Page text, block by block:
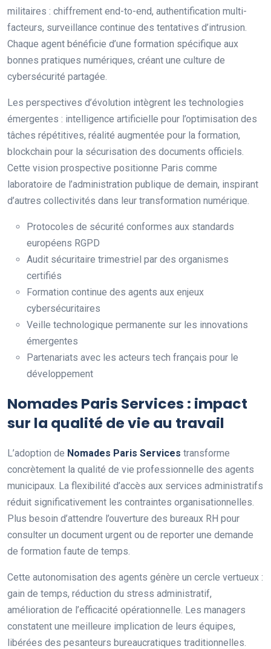
militaires : chiffrement end-to-end, authentification multi-
facteurs, surveillance continue des tentatives d’intrusion.
Chaque agent bénéficie d’une formation spécifique aux
bonnes pratiques numériques, créant une culture de
cybersécurité partagée.
Les perspectives d’évolution intègrent les technologies
émergentes : intelligence artificielle pour l’optimisation des
tâches répétitives, réalité augmentée pour la formation,
blockchain pour la sécurisation des documents officiels.
Cette vision prospective positionne Paris comme
laboratoire de l’administration publique de demain, inspirant
d’autres collectivités dans leur transformation numérique.
Protocoles de sécurité conformes aux standards
européens RGPD
Audit sécuritaire trimestriel par des organismes
certifiés
Formation continue des agents aux enjeux
cybersécuritaires
Veille technologique permanente sur les innovations
émergentes
Partenariats avec les acteurs tech français pour le
développement
Nomades Paris Services : impact
sur la qualité de vie au travail
L’adoption de Nomades Paris Services transforme
concrètement la qualité de vie professionnelle des agents
municipaux. La flexibilité d’accès aux services administratifs
réduit significativement les contraintes organisationnelles.
Plus besoin d’attendre l’ouverture des bureaux RH pour
consulter un document urgent ou de reporter une demande
de formation faute de temps.
Cette autonomisation des agents génère un cercle vertueux :
gain de temps, réduction du stress administratif,
amélioration de l’efficacité opérationnelle. Les managers
constatent une meilleure implication de leurs équipes,
libérées des pesanteurs bureaucratiques traditionnelles.